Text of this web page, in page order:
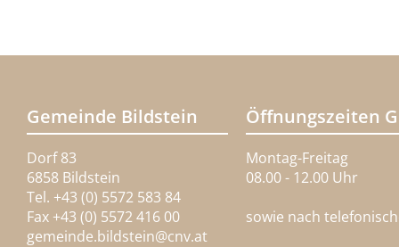
Gemeinde Bildstein
Dorf 83
6858 Bildstein
Tel. +43 (0) 5572 583 84
Fax +43 (0) 5572 416 00
gemeinde.bildstein@cnv.at
Öffnungszeiten
Montag-Freitag
08.00 - 12.00 Uhr
sowie nach